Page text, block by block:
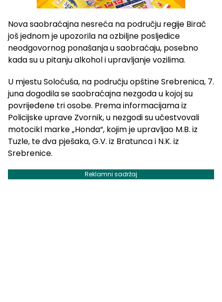
Nova saobraćajna nesreća na području regije Birač
još jednom je upozorila na ozbiljne posljedice
neodgovornog ponašanja u saobraćaju, posebno
kada su u pitanju alkohol i upravljanje vozilima.
U mjestu Soloćuša, na području opštine Srebrenica, 7.
juna dogodila se saobraćajna nezgoda u kojoj su
povrijeđene tri osobe. Prema informacijama iz
Policijske uprave Zvornik, u nezgodi su učestvovali
motocikl marke „Honda“, kojim je upravljao M.B. iz
Tuzle, te dva pješaka, G.V. iz Bratunca i N.K. iz
Srebrenice.
Reklamni sadržaj